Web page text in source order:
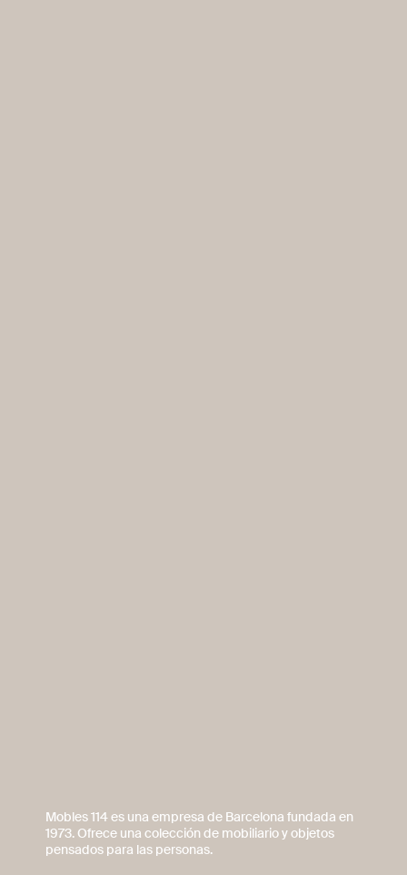
Mobles 114 es una empresa de Barcelona fundada en
1973. Ofrece una colección de mobiliario y objetos
pensados para las personas.